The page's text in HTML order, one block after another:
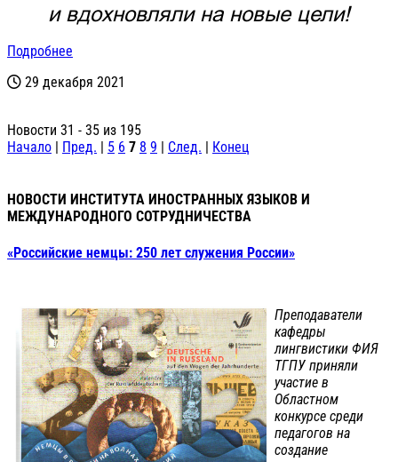
и вдохновляли на новые цели!
Подробнее
29 декабря 2021
Новости 31 - 35 из 195
Начало | Пред. | 5 6 7 8 9 | След. | Конец
НОВОСТИ ИНСТИТУТА ИНОСТРАННЫХ ЯЗЫКОВ И
МЕЖДУНАРОДНОГО СОТРУДНИЧЕСТВА
«Российские немцы: 250 лет служения России»
Преподаватели
кафедры
лингвистики ФИЯ
ТГПУ приняли
участие в
Областном
конкурсе среди
педагогов на
создание